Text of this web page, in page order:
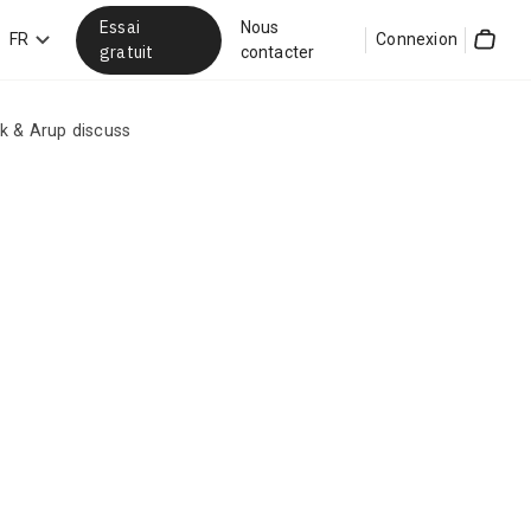
FR
Essai
gratuit
Nous
contacter
Connexion
& Arup discuss